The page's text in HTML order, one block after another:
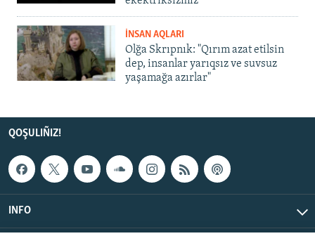
İNSAN AQLARI
Olğa Skrıpnık: "Qırım azat etilsin
dep, insanlar yarıqsız ve suvsuz
yaşamağa azırlar"
QOŞULIÑIZ!
INFO